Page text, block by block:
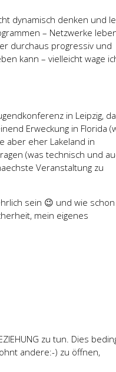
dynamisch denken und
– Netzwerke
durchaus progressiv und
kann – vielleicht wage
in Leipzig,
Erweckung in Florida
aber eher Lakeland in
(was technisch und
Veranstaltung zu
sein 😉 und wie schon
mein eigenes
zu tun. Dies
andere:-) zu öffnen,